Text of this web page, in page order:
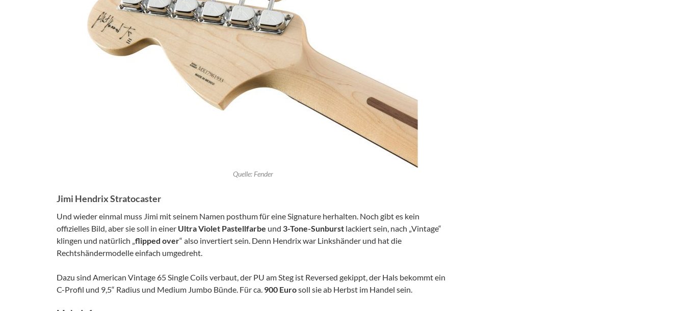
Quelle: Fender
Jimi Hendrix Stratocaster
Und wieder einmal muss Jimi mit seinem Namen posthum für eine Signature herhalten. Noch gibt es kein
offizielles Bild, aber sie soll in einer Ultra Violet Pastellfarbe und 3-Tone-Sunburst lackiert sein, nach „Vintage“
klingen und natürlich „flipped over“ also invertiert sein. Denn Hendrix war Linkshänder und hat die
Rechtshändermodelle einfach umgedreht.
Dazu sind American Vintage 65 Single Coils verbaut, der PU am Steg ist Reversed gekippt, der Hals bekommt ein
C-Profil und 9,5“ Radius und Medium Jumbo Bünde. Für ca. 900 Eurosoll sie ab Herbst im Handel sein.